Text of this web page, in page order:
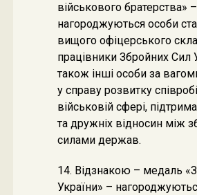
військового братерства» –
нагороджуються особи
вищого офіцерського
працівники Збройних Сил
також інші особи за
у справу розвитку
військовій сфері,
та дружніх відносин між
силами держав.
14. Відзнакою – медаль
України» –